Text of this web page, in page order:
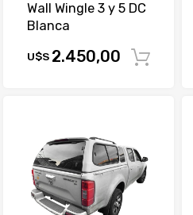
Wall Wingle 3 y 5 DC
Blanca
U$S 2.450,00